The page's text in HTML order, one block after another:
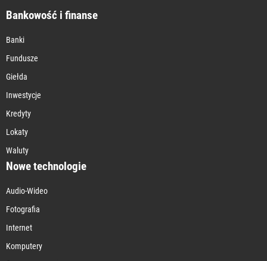
Bankowość i finanse
Banki
Fundusze
Giełda
Inwestycje
Kredyty
Lokaty
Waluty
Nowe technologie
Audio-Wideo
Fotografia
Internet
Komputery